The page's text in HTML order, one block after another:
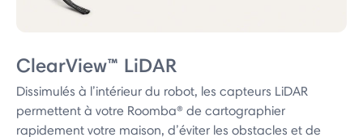
ClearView™ LiDAR
Dissimulés à l’intérieur du robot, les capteurs LiDAR
permettent à votre Roomba® de cartographier
rapidement votre maison, d’éviter les obstacles et de